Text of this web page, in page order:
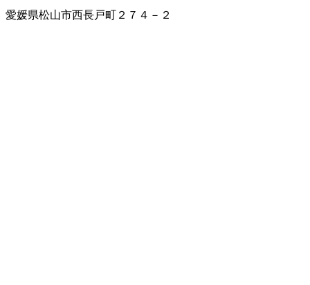
愛媛県松山市西長戸町２７４－２